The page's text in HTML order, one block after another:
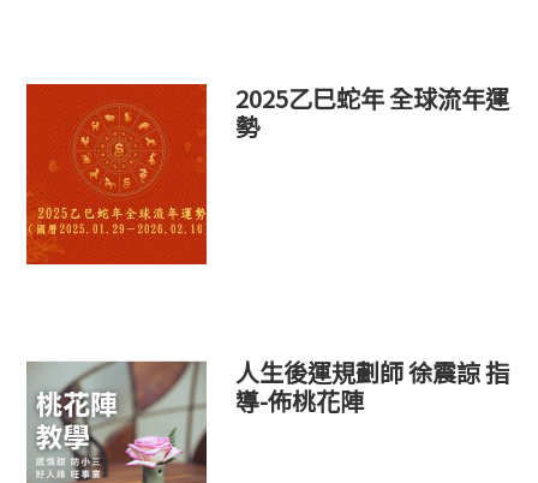
2025乙巳蛇年 全球流年運
勢
人生後運規劃師 徐震諒 指
導-佈桃花陣